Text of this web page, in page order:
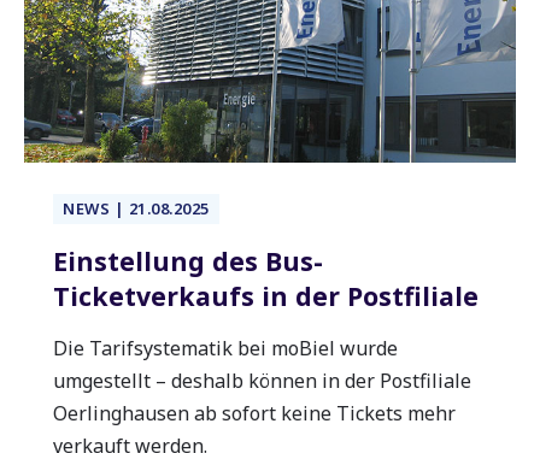
NEWS | 21.08.2025
Einstellung des Bus-
Ticketverkaufs in der Postfiliale
Die Tarifsystematik bei moBiel wurde
umgestellt – deshalb können in der Postfiliale
Oerlinghausen ab sofort keine Tickets mehr
verkauft werden.